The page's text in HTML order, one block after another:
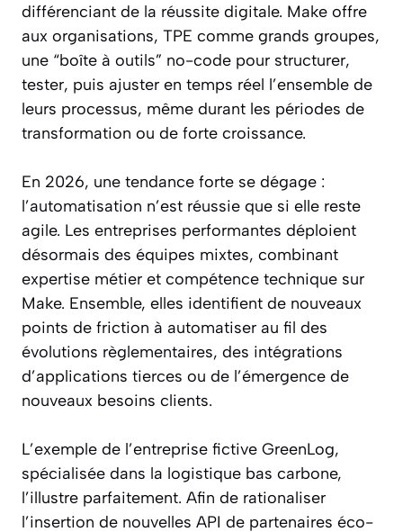
différenciant de la réussite digitale. Make offre
aux organisations, TPE comme grands groupes,
une “boîte à outils” no-code pour structurer,
tester, puis ajuster en temps réel l’ensemble de
leurs processus, même durant les périodes de
transformation ou de forte croissance.
En 2026, une tendance forte se dégage :
l’automatisation n’est réussie que si elle reste
agile. Les entreprises performantes déploient
désormais des équipes mixtes, combinant
expertise métier et compétence technique sur
Make. Ensemble, elles identifient de nouveaux
points de friction à automatiser au fil des
évolutions règlementaires, des intégrations
d’applications tierces ou de l’émergence de
nouveaux besoins clients.
L’exemple de l’entreprise fictive GreenLog,
spécialisée dans la logistique bas carbone,
l’illustre parfaitement. Afin de rationaliser
l’insertion de nouvelles API de partenaires éco-